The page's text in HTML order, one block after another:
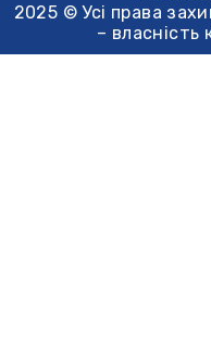
2025 © Усі права
– власність